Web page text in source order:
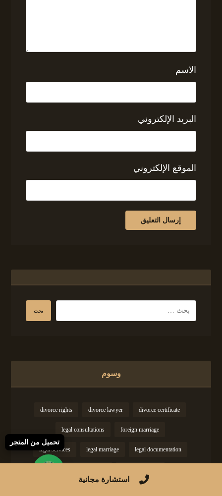
الاسم
البريد الإلكتروني
الموقع الإلكتروني
وسوم
divorce certificate
divorce lawyer
divorce rights
foreign marriage
legal consultations
legal documentation
legal marriage
legal services
استشارة مجانية
تحميل من المتجر